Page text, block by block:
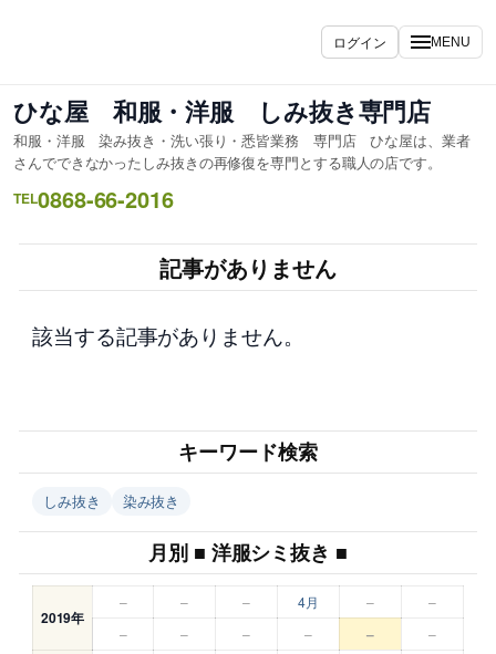
キ
ッ
プ
ログイン MENU
ひな屋 和服・洋服 しみ抜き専門店
和服・洋服 染み抜き・洗い張り・悉皆業務 専門店 ひな屋は、業者
さんでできなかったしみ抜きの再修復を専門とする職人の店です。
TEL0868-66-2016
記事がありません
該当する記事がありません。
キーワード検索
しみ抜き 染み抜き
月別 ■ 洋服シミ抜き ■
2019年
– – – 4月 –
–
–
– – – – –